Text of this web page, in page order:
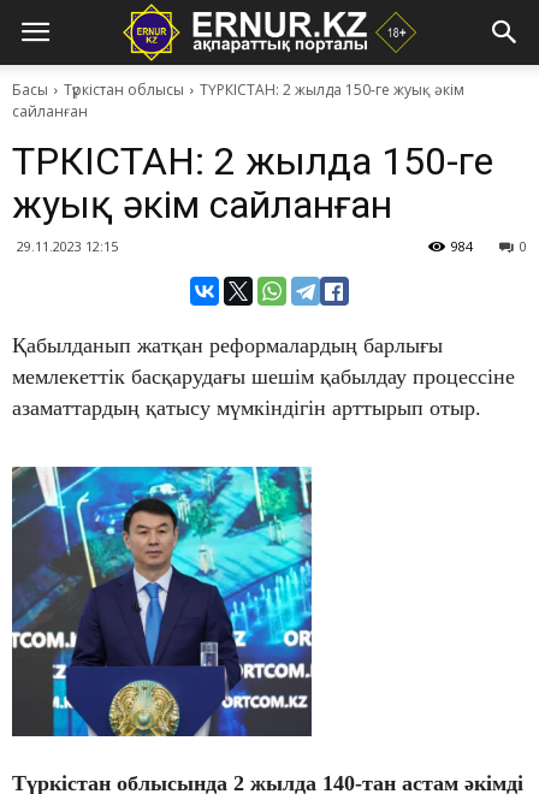
Басы Түркістан облысы
ТҮРКІСТАН: 2 жылда 150-ге жуық әкім
сайланған
ТҮРКІСТАН: 2 жылда 150-ге
жуық әкім сайланған
29.11.2023 12:15 0
984
Қабылданып жатқан реформалардың барлығы
мемлекеттік басқарудағы шешім қабылдау процессіне
азаматтардың қатысу мүмкіндігін арттырып отыр.
Түркістан облысында 2 жылда 140-тан астам әкімді